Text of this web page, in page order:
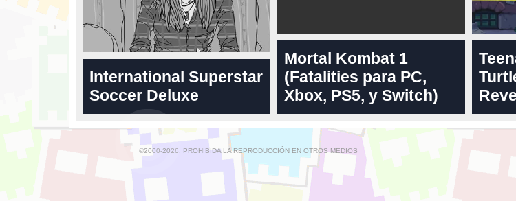
International Superstar
Soccer Deluxe
Mortal Kombat 1
(Fatalities para PC,
Xbox, PS5, y Switch)
©2000-2026. PROHIBIDA LA REPRODUCCIÓN EN OTROS MEDIOS